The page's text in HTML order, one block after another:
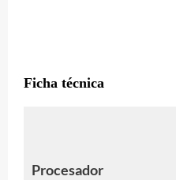
Ficha técnica
Procesador